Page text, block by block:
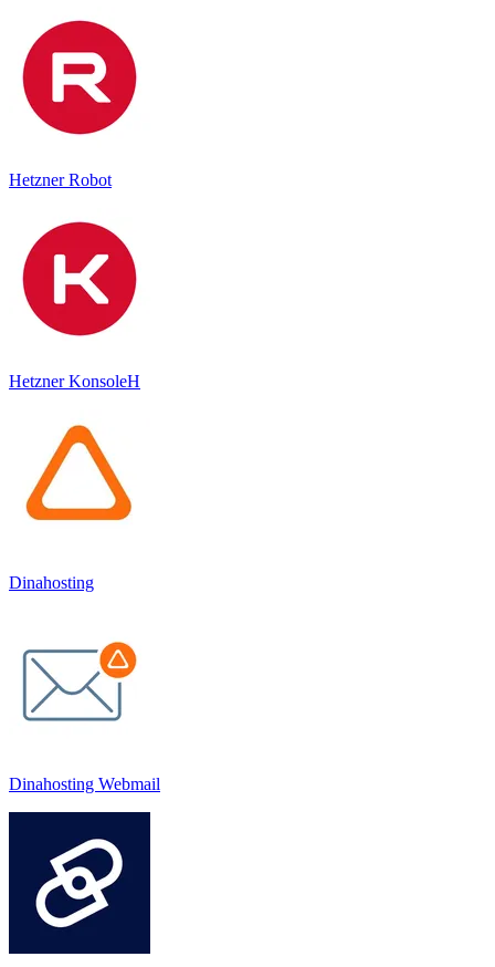
Hetzner Robot
Hetzner KonsoleH
Dinahosting
Dinahosting Webmail